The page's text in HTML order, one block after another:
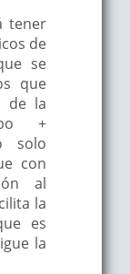
tener
de
se
que
de la
+
solo
con
al
la
es
la